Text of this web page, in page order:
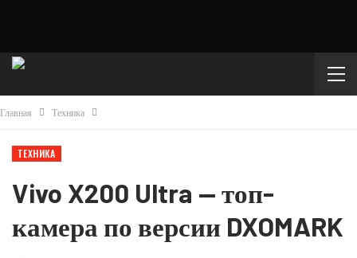
Главная Техника
ТЕХНИКА
Vivo X200 Ultra — топ-
камера по версии DXOMARK